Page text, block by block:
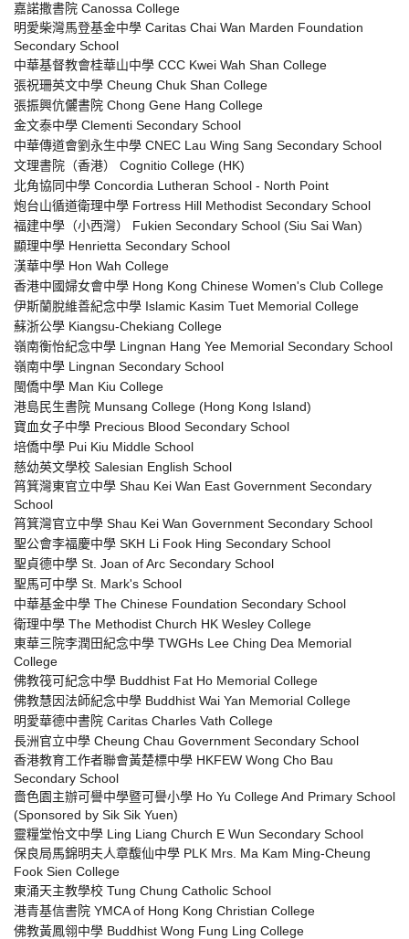
嘉諾撒書院 Canossa College
明愛柴灣馬登基金中學 Caritas Chai Wan Marden Foundation
Secondary School
中華基督教會桂華山中學 CCC Kwei Wah Shan College
張祝珊英文中學 Cheung Chuk Shan College
張振興伉儷書院 Chong Gene Hang College
金文泰中學 Clementi Secondary School
中華傳道會劉永生中學 CNEC Lau Wing Sang Secondary School
文理書院（香港） Cognitio College (HK)
北角協同中學 Concordia Lutheran School - North Point
炮台山循道衛理中學 Fortress Hill Methodist Secondary School
福建中學（小西灣） Fukien Secondary School (Siu Sai Wan)
顯理中學 Henrietta Secondary School
漢華中學 Hon Wah College
香港中國婦女會中學 Hong Kong Chinese Women's Club College
伊斯蘭脫維善紀念中學 Islamic Kasim Tuet Memorial College
蘇浙公學 Kiangsu-Chekiang College
嶺南衡怡紀念中學 Lingnan Hang Yee Memorial Secondary School
嶺南中學 Lingnan Secondary School
閩僑中學 Man Kiu College
港島民生書院 Munsang College (Hong Kong Island)
寶血女子中學 Precious Blood Secondary School
培僑中學 Pui Kiu Middle School
慈幼英文學校 Salesian English School
筲箕灣東官立中學 Shau Kei Wan East Government Secondary
School
筲箕灣官立中學 Shau Kei Wan Government Secondary School
聖公會李福慶中學 SKH Li Fook Hing Secondary School
聖貞德中學 St. Joan of Arc Secondary School
聖馬可中學 St. Mark's School
中華基金中學 The Chinese Foundation Secondary School
衛理中學 The Methodist Church HK Wesley College
東華三院李潤田紀念中學 TWGHs Lee Ching Dea Memorial
College
佛教筏可紀念中學 Buddhist Fat Ho Memorial College
佛教慧因法師紀念中學 Buddhist Wai Yan Memorial College
明愛華德中書院 Caritas Charles Vath College
長洲官立中學 Cheung Chau Government Secondary School
香港教育工作者聯會黃楚標中學 HKFEW Wong Cho Bau
Secondary School
嗇色園主辦可譽中學暨可譽小學 Ho Yu College And Primary School
(Sponsored by Sik Sik Yuen)
靈糧堂怡文中學 Ling Liang Church E Wun Secondary School
保良局馬錦明夫人章馥仙中學 PLK Mrs. Ma Kam Ming-Cheung
Fook Sien College
東涌天主教學校 Tung Chung Catholic School
港青基信書院 YMCA of Hong Kong Christian College
佛教黃鳳翎中學 Buddhist Wong Fung Ling College